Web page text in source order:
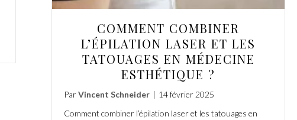
COMMENT COMBINER
L’ÉPILATION LASER ET LES
TATOUAGES EN MÉDECINE
ESTHÉTIQUE ?
ParVincent Schneider | 14 février 2025
Comment combiner l’épilation laser et les tatouages en